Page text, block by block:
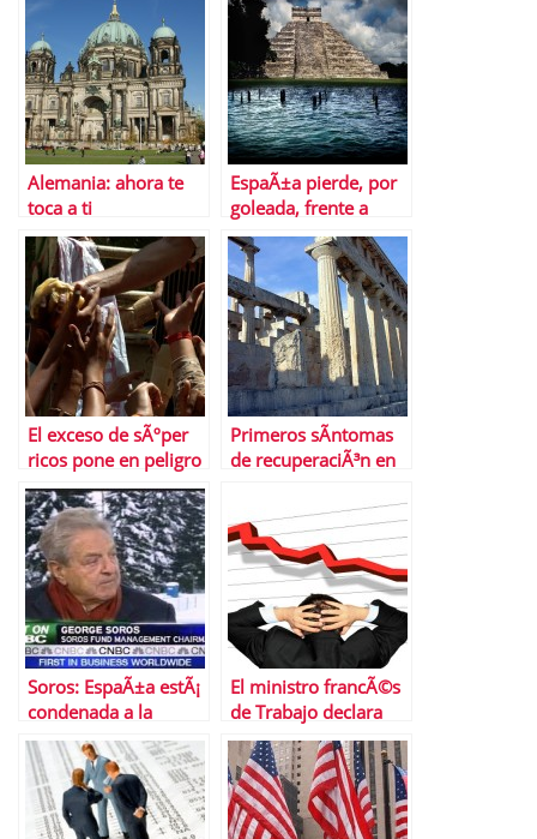
Alemania: ahora te
toca a ti
EspaÃ±a pierde, por
goleada, frente a
MÃ©xico la partida
de la inversiÃ³n
internacional
El exceso de sÃºper
ricos pone en peligro
la estabilidad
econÃ³mica mundial
Primeros sÃ­ntomas
de recuperaciÃ³n en
Soros: EspaÃ±a estÃ¡
condenada a la
inferioridad perpetua
El ministro francÃ©s
de Trabajo declara
que su paÃ­s estÃ¡ en
â€œbancarrotaâ€